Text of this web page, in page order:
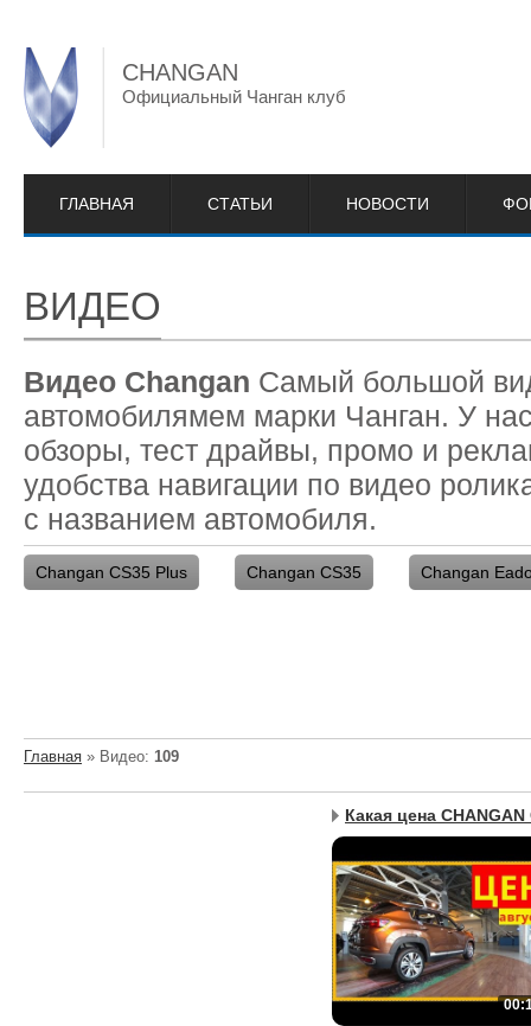
CHANGAN
Официальный Чанган клуб
ГЛАВНАЯ СТАТЬИ НОВОСТИ
ВИДЕО
Видео Changan Cамый большой
автомобилямем марки Чанган. У
обзоры, тест драйвы, промо и
удобства навигации по видео
с названием автомобиля.
Changan CS35 Plus Changan CS35 Changan
Главная » Видео: 109